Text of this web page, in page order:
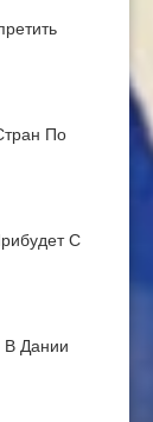
По
С
В Дании